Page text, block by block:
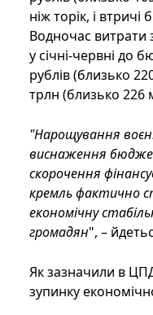
ніж торік, і втричі
Водночас
у січні-червні до
рублів (близько
трлн (близько 226
"Нарощування
виснаження
скорочення
кремль фактично
економічну
громадян", –
Як зазначили в
зупинку